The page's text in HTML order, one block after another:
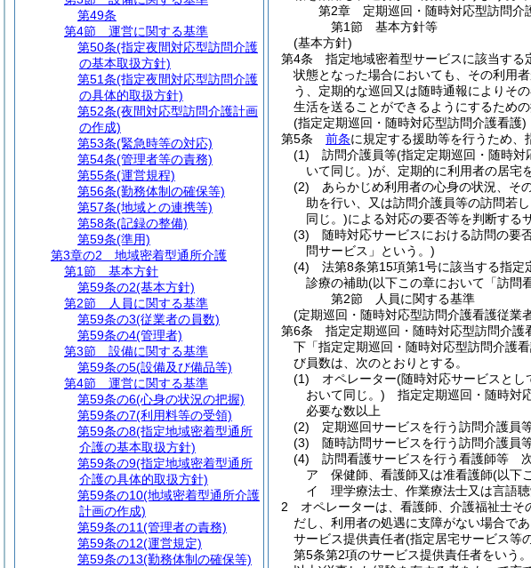
第2章
定期巡回・随時対応型訪問介
第1節
基本方針等
(基本方針)
第4条
指定地域密着型サービスに該当す
状態となった場合においても、その利用
う、定期的な巡回又は随時通報によりそ
生活を送ることができるようにするため
(指定定期巡回・随時対応型訪問介護看護)
第5条
前条に規定する援助等を行うため、
(1)
訪問介護員等(指定定期巡回・随時対
いて同じ。)が、定期的に利用者の居宅
(2)
あらかじめ利用者の心身の状況、そ
助を行い、又は訪問介護員等の訪問若
同じ。)による対応の要否等を判断する
(3)
随時対応サービスにおける訪問の要
問サービス」という。)
(4)
法第8条第15項第1号に該当する指定
診療の補助(以下この章において「訪問
第2節
人員に関する基準
(定期巡回・随時対応型訪問介護看護従業
第6条
指定定期巡回・随時対応型訪問介護
下「指定定期巡回・随時対応型訪問介護
び員数は、次のとおりとする。
(1)
オペレーター(随時対応サービスとし
おいて同じ。) 指定定期巡回・随時対
必要な数以上
(2)
定期巡回サービスを行う訪問介護員
(3)
随時訪問サービスを行う訪問介護員
(4)
訪問看護サービスを行う看護師等
ア
保健師、看護師又は准看護師(以下
イ
理学療法士、作業療法士又は言語
2
オペレーターは、看護師、介護福祉士そ
だし、利用者の処遇に支障がない場合で
サービス提供責任者(指定居宅サービス等
第5条第2項のサービス提供責任者をいう
第49条
第4節
運営に関する基準
第50条(指定夜間対応型訪問介護
の基本取扱方針)
第51条(指定夜間対応型訪問介護
の具体的取扱方針)
第52条(夜間対応型訪問介護計画
の作成)
第53条(緊急時等の対応)
第54条(管理者等の責務)
第55条(運営規程)
第56条(勤務体制の確保等)
第57条(地域との連携等)
第58条(記録の整備)
第59条(準用)
第3章の2
地域密着型通所介護
第1節
基本方針
第59条の2(基本方針)
第2節
人員に関する基準
第59条の3(従業者の員数)
第59条の4(管理者)
第3節
設備に関する基準
第59条の5(設備及び備品等)
第4節
運営に関する基準
第59条の6(心身の状況の把握)
第59条の7(利用料等の受領)
第59条の8(指定地域密着型通所
介護の基本取扱方針)
第59条の9(指定地域密着型通所
介護の具体的取扱方針)
第59条の10(地域密着型通所介護
計画の作成)
第59条の11(管理者の責務)
第59条の12(運営規定)
第59条の13(勤務体制の確保等)